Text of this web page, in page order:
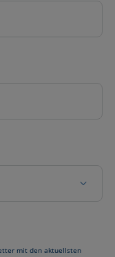
mit den aktuellsten